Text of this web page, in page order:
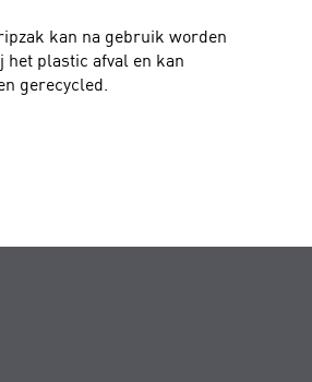
kan na gebruik worden
het plastic afval en kan
gerecycled.